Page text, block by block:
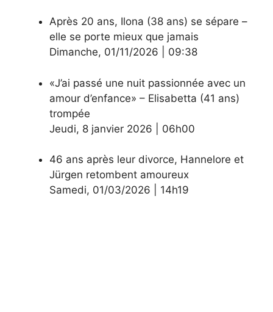
Après 20 ans, Ilona (38 ans) se sépare –
elle se porte mieux que jamais
Dimanche, 01/11/2026 09:38
«J’ai passé une nuit passionnée avec un
amour d’enfance» – Elisabetta (41 ans)
trompée
Jeudi, 8 janvier 2026 06h00
46 ans après leur divorce, Hannelore et
Jürgen retombent amoureux
Samedi, 01/03/2026 14h19